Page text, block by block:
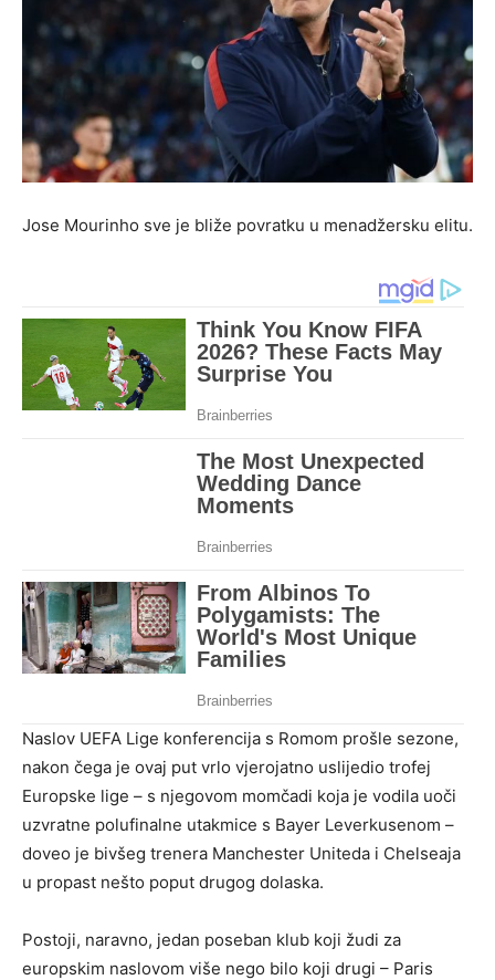
Jose Mourinho sve je bliže povratku u menadžersku elitu.
Naslov UEFA Lige konferencija s Romom prošle sezone,
nakon čega je ovaj put vrlo vjerojatno uslijedio trofej
Europske lige – s njegovom momčadi koja je vodila uoči
uzvratne polufinalne utakmice s Bayer Leverkusenom –
doveo je bivšeg trenera Manchester Uniteda i Chelseaja
u propast nešto poput drugog dolaska.
Postoji, naravno, jedan poseban klub koji žudi za
europskim naslovom više nego bilo koji drugi – Paris